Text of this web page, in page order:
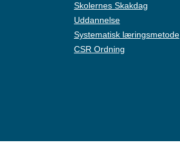
Skolernes Skakdag
Uddannelse
Systematisk læringsmetode
CSR Ordning